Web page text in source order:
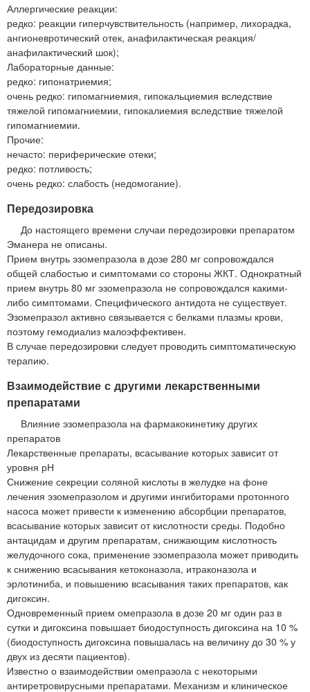
Аллергические реакции:
редко: реакции гиперчувствительность (например, лихорадка,
ангионевротический отек, анафилактическая реакция/
анафилактический шок);
Лабораторные данные:
редко: гипонатриемия;
очень редко: гипомагниемия, гипокальциемия вследствие
тяжелой гипомагниемии, гипокалиемия вследствие тяжелой
гипомагниемии.
Прочие:
нечасто: периферические отеки;
редко: потливость;
очень редко: слабость (недомогание).
Передозировка
До настоящего времени случаи передозировки препаратом
Эманера не описаны.
Прием внутрь эзомепразола в дозе 280 мг сопровождался
общей слабостью и симптомами со стороны ЖКТ. Однократный
прием внутрь 80 мг эзомепразола не сопровождался какими-
либо симптомами. Специфического антидота не существует.
Эзомепразол активно связывается с белками плазмы крови,
поэтому гемодиализ малоэффективен.
В случае передозировки следует проводить симптоматическую
терапию.
Взаимодействие с другими лекарственными
препаратами
Влияние эзомепразола на фармакокинетику других
препаратов
Лекарственные препараты, всасывание которых зависит от
уровня рН
Снижение секреции соляной кислоты в желудке на фоне
лечения эзомепразолом и другими ингибиторами протонного
насоса может привести к изменению абсорбции препаратов,
всасывание которых зависит от кислотности среды. Подобно
антацидам и другим препаратам, снижающим кислотность
желудочного сока, применение эзомепразола может приводить
к снижению всасывания кетоконазола, итраконазола и
эрлотиниба, и повышению всасывания таких препаратов, как
дигоксин.
Одновременный прием омепразола в дозе 20 мг один раз в
сутки и дигоксина повышает биодоступность дигоксина на 10 %
(биодоступность дигоксина повышалась на величину до 30 % у
двух из десяти пациентов).
Известно о взаимодействии омепразола с некоторыми
антиретровирусными препаратами. Механизм и клиническое